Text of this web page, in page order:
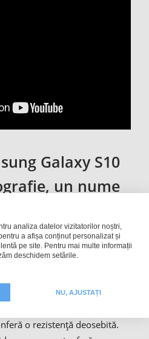
Galaxy S10
un nume
la alegere
și husă universală, îți
pentru Samsung Galaxy
de imprimare textilă
o rezistență deosebită.
analiza datelor vizitatorilor noștri,
a afișa conținut personalizat și
pe site. Pentru mai multe informații
deschidem setările.
NU, AJUSTAȚI